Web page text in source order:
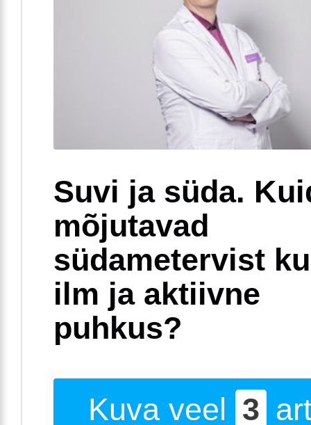
Suvi ja süda.
mõjutavad
südametervist
ilm ja aktiivne
puhkus?
Kuva veel 3